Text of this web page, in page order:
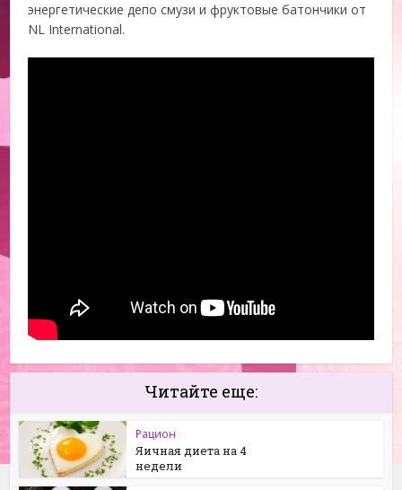
энергетические депо смузи и фруктовые батончики от
NL International.
Читайте еще:
Рацион
Яичная диета на 4
недели